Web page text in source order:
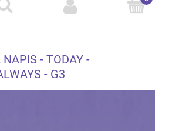
- TODAY -
- G3